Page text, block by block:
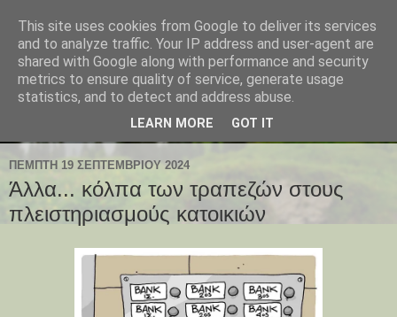
ΠΈΜΠΤΗ 19 ΣΕΠΤΕΜΒΡΊΟΥ 2024
Άλλα... κόλπα των τραπεζών στους
πλειστηριασμούς κατοικιών
This site uses cookies from Google to deliver its services
and to analyze traffic. Your IP address and user-agent are
shared with Google along with performance and security
metrics to ensure quality of service, generate usage
statistics, and to detect and address abuse.
LEARN MORE GOT IT